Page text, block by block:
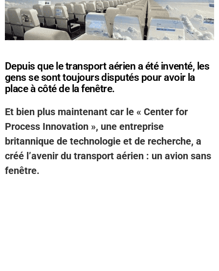
Depuis que le transport aérien a été inventé, les
gens se sont toujours disputés pour avoir la
place à côté de la fenêtre.
Et bien plus maintenant car le « Center for
Process Innovation », une entreprise
britannique de technologie et de recherche, a
créé l’avenir du transport aérien : un avion sans
fenêtre.